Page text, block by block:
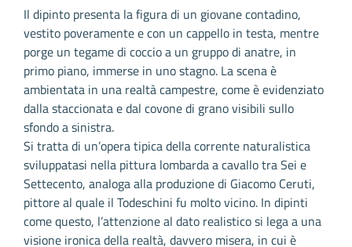
Il dipinto presenta la figura di un giovane contadino,
vestito poveramente e con un cappello in testa, mentre
porge un tegame di coccio a un gruppo di anatre, in
primo piano, immerse in uno stagno. La scena è
ambientata in una realtà campestre, come è evidenziato
dalla staccionata e dal covone di grano visibili sullo
sfondo a sinistra.
Si tratta di un’opera tipica della corrente naturalistica
sviluppatasi nella pittura lombarda a cavallo tra Sei e
Settecento, analoga alla produzione di Giacomo Ceruti,
pittore al quale il Todeschini fu molto vicino. In dipinti
come questo, l’attenzione al dato realistico si lega a una
visione ironica della realtà, davvero misera, in cui è